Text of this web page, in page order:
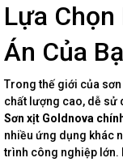
Lựa
Án Của
Trong thế giới của
chất lượng cao, dễ sử
Sơn xịt Goldnova
nhiều ứng dụng khác
trình công nghiệp lớn.